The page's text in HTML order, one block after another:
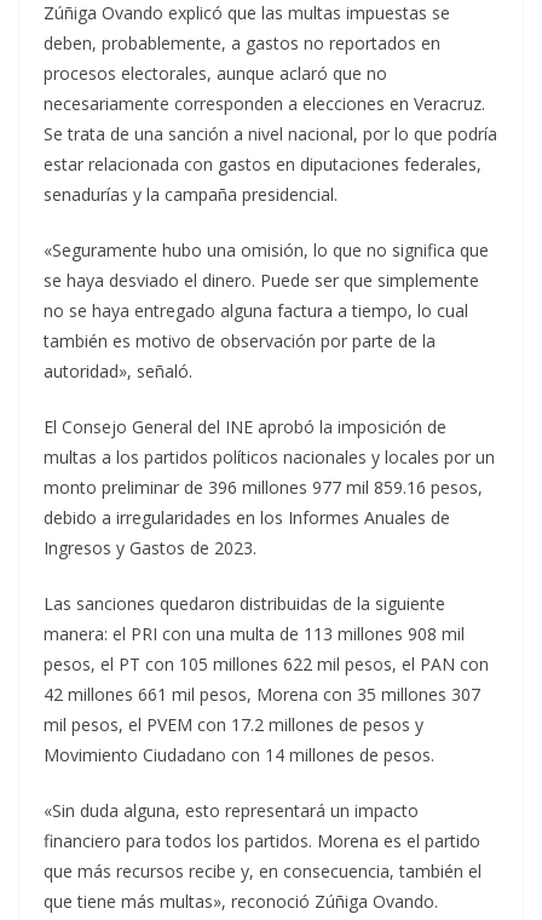
Zúñiga Ovando explicó que las multas impuestas se
deben, probablemente, a gastos no reportados en
procesos electorales, aunque aclaró que no
necesariamente corresponden a elecciones en Veracruz.
Se trata de una sanción a nivel nacional, por lo que podría
estar relacionada con gastos en diputaciones federales,
senadurías y la campaña presidencial.
«Seguramente hubo una omisión, lo que no significa que
se haya desviado el dinero. Puede ser que simplemente
no se haya entregado alguna factura a tiempo, lo cual
también es motivo de observación por parte de la
autoridad», señaló.
El Consejo General del INE aprobó la imposición de
multas a los partidos políticos nacionales y locales por un
monto preliminar de 396 millones 977 mil 859.16 pesos,
debido a irregularidades en los Informes Anuales de
Ingresos y Gastos de 2023.
Las sanciones quedaron distribuidas de la siguiente
manera: el PRI con una multa de 113 millones 908 mil
pesos, el PT con 105 millones 622 mil pesos, el PAN con
42 millones 661 mil pesos, Morena con 35 millones 307
mil pesos, el PVEM con 17.2 millones de pesos y
Movimiento Ciudadano con 14 millones de pesos.
«Sin duda alguna, esto representará un impacto
financiero para todos los partidos. Morena es el partido
que más recursos recibe y, en consecuencia, también el
que tiene más multas», reconoció Zúñiga Ovando.